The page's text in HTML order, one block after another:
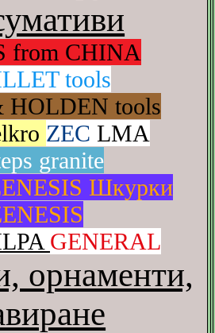
from CHINA
tools
HOLDEN tools
ZECLMA
granite
Шкурки
GENERAL
орнаменти,